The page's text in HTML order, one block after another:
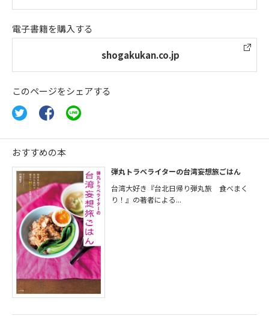
電子書籍を購入する
shogakukan.co.jp
このページをシェアする
おすすめの本
弾丸トラベライターの台湾妄想旅ごはん
台湾大好き『台北日帰り弾丸旅 食べまく
り！』の著者による...